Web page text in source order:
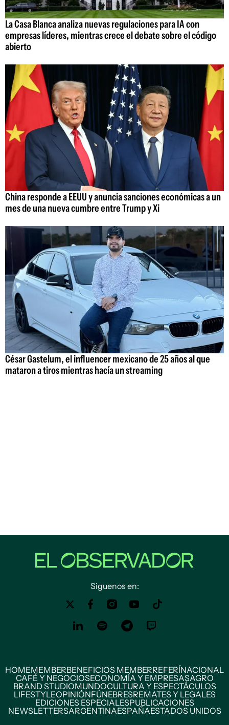
La Casa Blanca analiza nuevas regulaciones para IA con
empresas líderes, mientras crece el debate sobre el código
abierto
China responde a EEUU y anuncia sanciones económicas a un
mes de una nueva cumbre entre Trump y Xi
César Gastelum, el influencer mexicano de 25 años al que
mataron a tiros mientras hacía un streaming
Siguenos en:
HOMEMEMBERBENEFICIOS MEMBERREFERÍNACIONAL
CAFÉ Y NEGOCIOSECONOMÍA Y EMPRESASAGRO
BRAND STUDIOMUNDOCULTURA Y ESPECTÁCULOS
LIFESTYLEOPINIÓNFÚNEBRESREMATES Y LEGALES
EDICIONES ESPECIALESPUBLICACIONES
NEWSLETTERSARGENTINAESPAÑAESTADOS UNIDOS